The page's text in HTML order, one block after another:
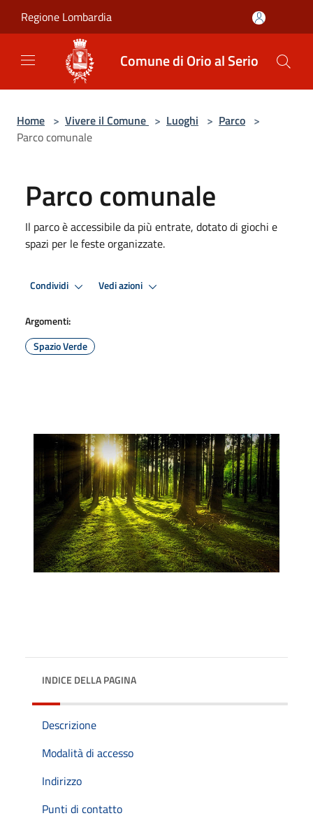
Regione Lombardia
Comune di Orio al Serio
Home > Vivere il Comune > Luoghi > Parco >
Parco comunale
Parco comunale
Il parco è accessibile da più entrate, dotato di giochi e
spazi per le feste organizzate.
Condividi Vedi azioni
Argomenti:
Spazio Verde
INDICE DELLA PAGINA
Descrizione
Modalità di accesso
Indirizzo
Punti di contatto